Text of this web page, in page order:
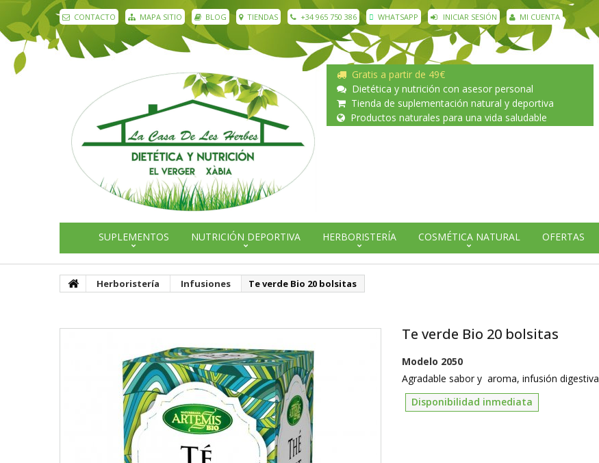
CONTACTO MAPA SITIO BLOG TIENDAS +34 965 750 386 WHATSAPP INICIAR SESIÓN MI CUENTA
Gratis a partir de 49€
Dietética y nutrición con asesor personal
Tienda de suplementación natural y deportiva
Productos naturales para una vida saludable
SUPLEMENTOS NUTRICIÓN DEPORTIVA HERBORISTERÍA COSMÉTICA NATURAL OFERTAS
Herboristería Infusiones Te verde Bio 20 bolsitas
Te verde Bio 20 bolsitas
Modelo 2050
Agradable sabor y aroma, infusión digestiva
Disponibilidad inmediata